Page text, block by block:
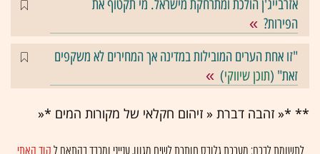
אזרבייג'ן הולכת ומתרחקת מישראל. מי תקטוף את
הפירות?
"זו אחת הערים המובילות במדינה אך המחירים לא משקפים
זאת" (תוכן שיווקי)
** *« זהבה דברת « זיהום חקלאי של מקורות המים *«
לתשומת לבכם: מערכת גלובס חותרת לשיח מגוון, ענייני ומכבד בהתאם לקוד האתי